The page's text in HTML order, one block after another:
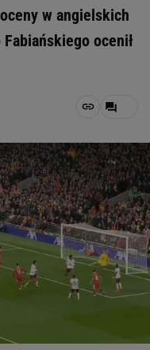
w angielskich
ocenił